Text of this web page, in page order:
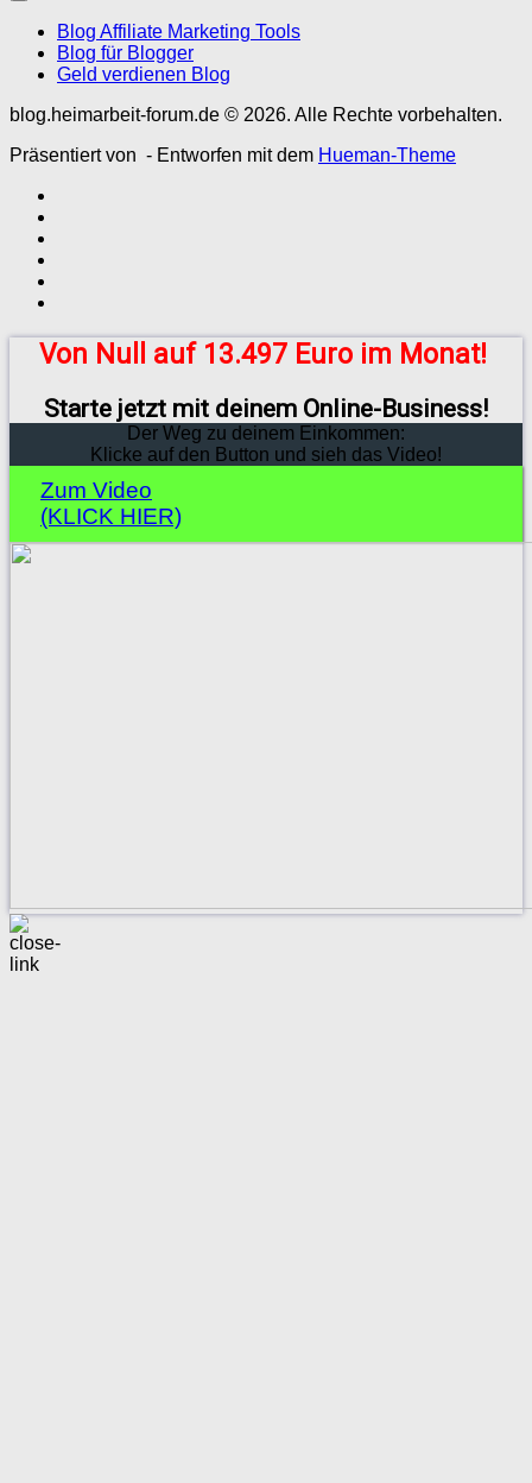
Blog Affiliate Marketing Tools
Blog für Blogger
Geld verdienen Blog
blog.heimarbeit-forum.de © 2026. Alle Rechte vorbehalten.
Präsentiert von - Entworfen mit dem Hueman-Theme
Von Null auf 13.497 Euro im Monat!
Starte jetzt mit deinem Online-Business!
Der Weg zu deinem Einkommen:
Klicke auf den Button und sieh das Video!
Zum Video
(KLICK HIER)